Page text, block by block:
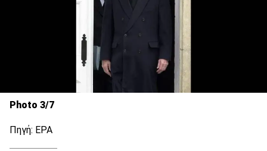
Photo 3/7
Πηγή: EPA